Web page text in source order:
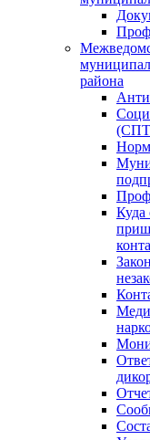
района
Куда